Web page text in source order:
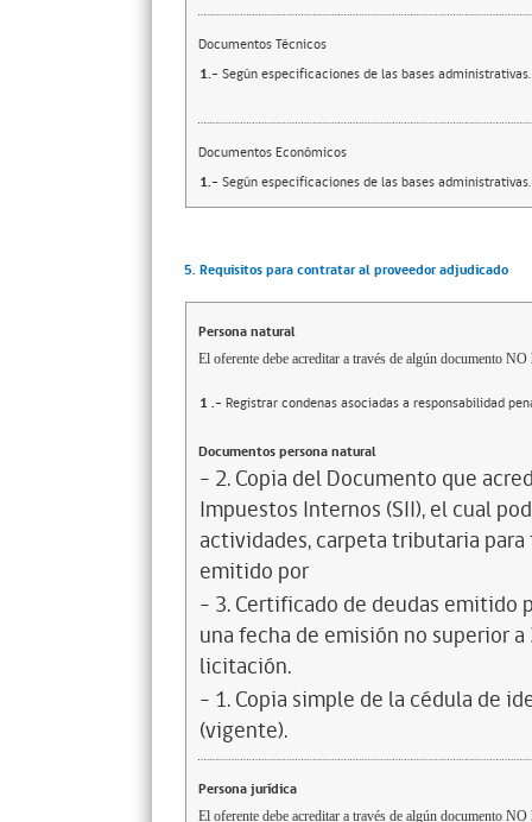
Documentos Técnicos
1.- Según especificaciones de las bases administrativas.
Documentos Económicos
1.- Según especificaciones de las bases administrativas.
5. Requisitos para contratar al proveedor adjudicado
Persona natural
El oferente debe acreditar a través de algún documento
1.- Registrar condenas asociadas a responsabilidad
Documentos persona natural
- 2. Copia del Documento que
Impuestos Internos (SII), el cual
actividades, carpeta tributaria
emitido por
- 3. Certificado de deudas emitido
una fecha de emisión no superior
licitación.
- 1. Copia simple de la cédula de
(vigente).
Persona jurídica
El oferente debe acreditar a través de algún documento